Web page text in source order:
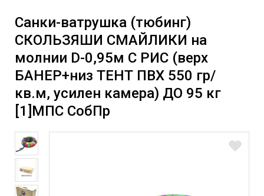
Санки-ватрушка (тюбинг)
СКОЛЬЗЯШИ СМАЙЛИКИ на
молнии D-0,95м С РИС (верх
БАНЕР+низ ТЕНТ ПВХ 550 гр/
кв.м, усилен камера) ДО 95 кг
[1]МПС СобПр